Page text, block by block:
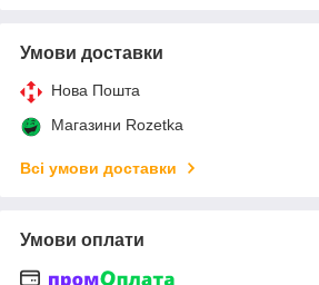
Умови доставки
Нова Пошта
Магазини Rozetka
Всі умови доставки
Умови оплати